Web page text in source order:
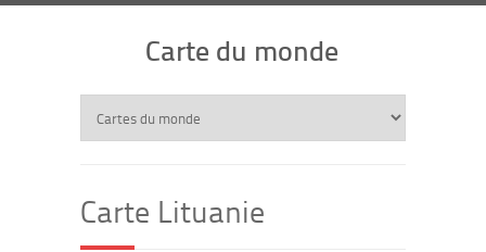
Carte du monde
Carte Lituanie